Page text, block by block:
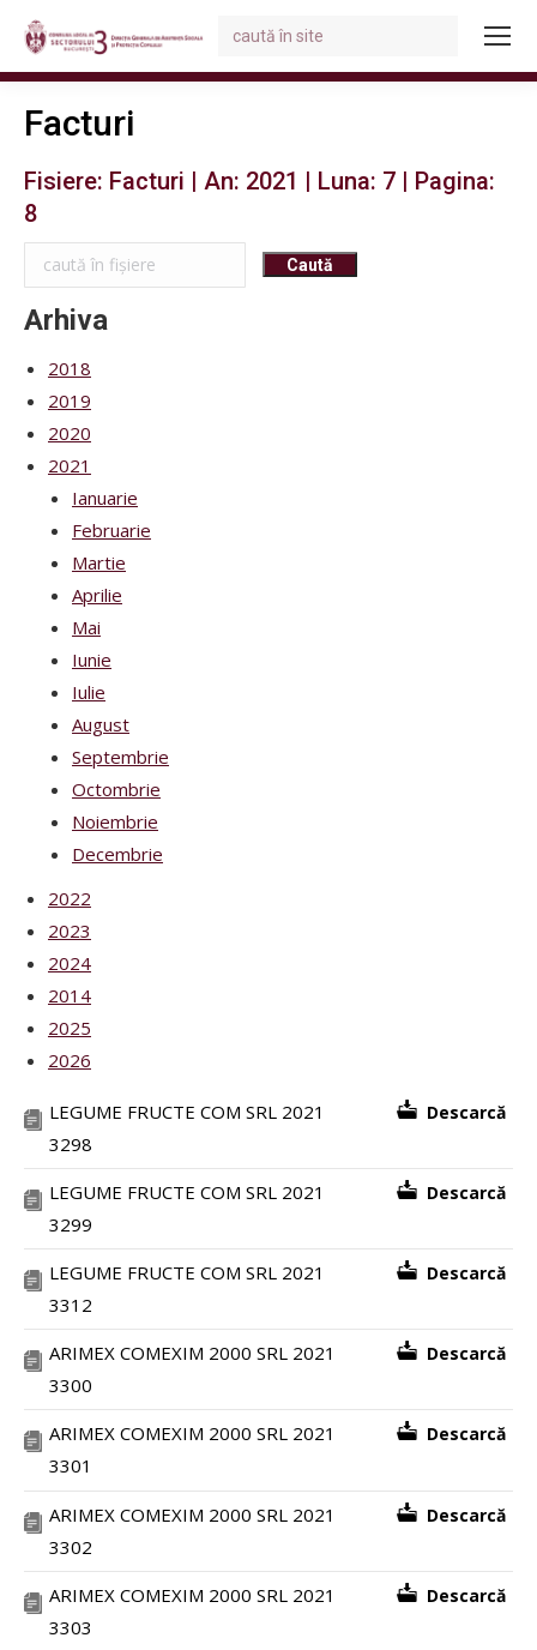
Search:
Facturi
Fisiere: Facturi | An: 2021 | Luna: 7 | Pagina:
8
Arhiva
2018
2019
2020
2021
Ianuarie
Februarie
Martie
Aprilie
Mai
Iunie
Iulie
August
Septembrie
Octombrie
Noiembrie
Decembrie
2022
2023
2024
2014
2025
2026
LEGUME FRUCTE COM SRL 2021
3298
Descarcă
LEGUME FRUCTE COM SRL 2021
3299
Descarcă
LEGUME FRUCTE COM SRL 2021
3312
Descarcă
ARIMEX COMEXIM 2000 SRL 2021
3300
Descarcă
ARIMEX COMEXIM 2000 SRL 2021
3301
Descarcă
ARIMEX COMEXIM 2000 SRL 2021
3302
Descarcă
ARIMEX COMEXIM 2000 SRL 2021
3303
Descarcă